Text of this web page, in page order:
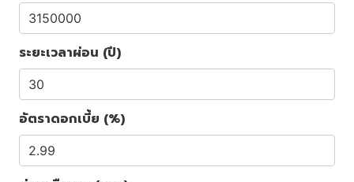
ระยะเวลาผ่อน (ปี)
อัตราดอกเบี้ย (%)